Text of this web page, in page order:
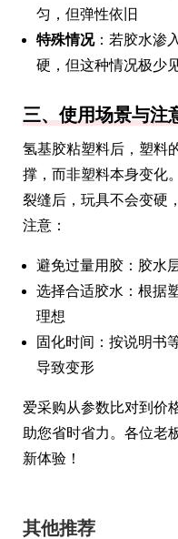
匀，但弹性依旧
特殊情况：若胶水渗
硬，但这种情况极少
三、使用场景与注
氢基胶粘塑料后，塑料
撑，而非塑料本身变化
裂缝后，玩具不会变硬
注意：
避免过量用胶：胶水
选择合适胶水：根据
理想
固化时间：按说明书
导致变形
爱采购从参数比对到价
助您省时省力。各位老
新体验！
其他推荐